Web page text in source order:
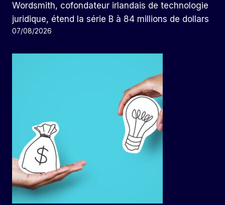
Wordsmith, cofondateur irlandais de technologie
juridique, étend la série B à 84 millions de dollars
07/08/2026